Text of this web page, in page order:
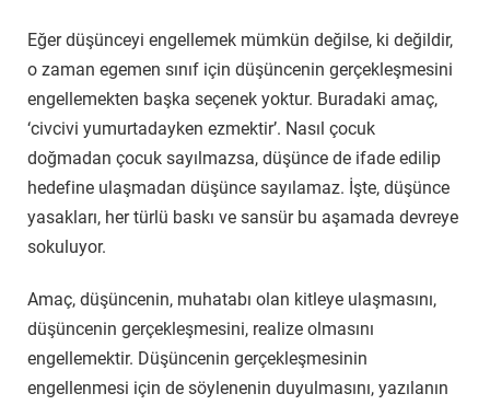
Eğer düşünceyi engellemek mümkün değilse, ki değildir,
o zaman egemen sınıf için düşüncenin gerçekleşmesini
engellemekten başka seçenek yoktur. Buradaki amaç,
‘civcivi yumurtadayken ezmektir’. Nasıl çocuk
doğmadan çocuk sayılmazsa, düşünce de ifade edilip
hedefine ulaşmadan düşünce sayılamaz. İşte, düşünce
yasakları, her türlü baskı ve sansür bu aşamada devreye
sokuluyor.
Amaç, düşüncenin, muhatabı olan kitleye ulaşmasını,
düşüncenin gerçekleşmesini, realize olmasını
engellemektir. Düşüncenin gerçekleşmesinin
engellenmesi için de söylenenin duyulmasını, yazılanın